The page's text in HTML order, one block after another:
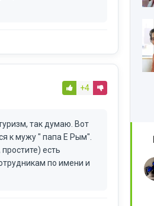
+4
так думаю. Вот
к мужу " папа Е Рым".
есть
по имени и